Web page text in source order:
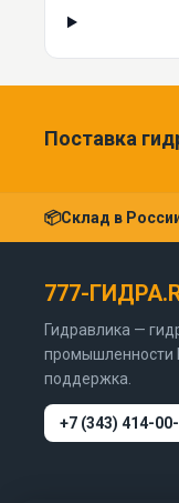
Поставка
📦Склад в
777-
Гидравлика —
промышленности
поддержка.
+7 (343) 414-